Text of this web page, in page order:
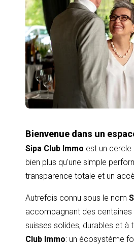
Bienvenue dans un
Sipa Club Immo est un cercle
bien plus qu'une simple
transparence totale et un
Autrefois connu sous le nom
accompagnant des
suisses solides, durables et à
Club Immo: un écosystème